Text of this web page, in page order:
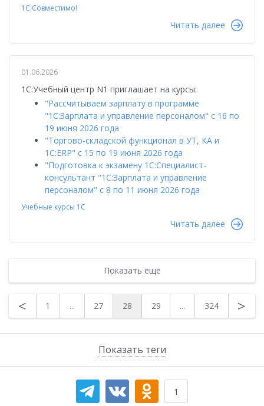
Показать теги
1С:Совместимо!
Читать далее
01.06.2026
1С:Учебный центр N1 приглашает на курсы:
"Рассчитываем зарплату в программе
"1С:Зарплата и управление персоналом" с 16 по
19 июня 2026 года
"Торгово-складской функционал в УТ, КА и
1С:ERP" с 15 по 19 июня 2026 года
"Подготовка к экзамену 1С:Специалист-
консультант "1С:Зарплата и управление
персоналом" с 8 по 11 июня 2026 года
Учебные курсы 1С
Читать далее
Показать еще
< 1 ... 27 28 29 ... 324 >
1